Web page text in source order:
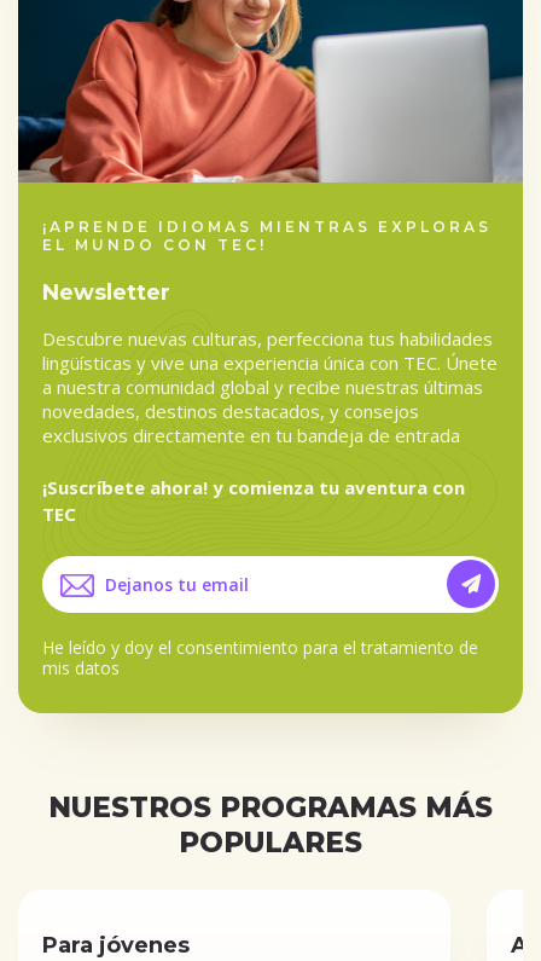
¡APRENDE IDIOMAS MIENTRAS EXPLORAS
EL MUNDO CON TEC!
Newsletter
Descubre nuevas culturas, perfecciona tus habilidades
lingüísticas y vive una experiencia única con TEC. Únete
a nuestra comunidad global y recibe nuestras últimas
novedades, destinos destacados, y consejos
exclusivos directamente en tu bandeja de entrada
¡Suscríbete ahora! y comienza tu aventura con
TEC
He leído y doy el consentimiento para el tratamiento de
mis datos
NUESTROS PROGRAMAS MÁS
POPULARES
Para jóvenes